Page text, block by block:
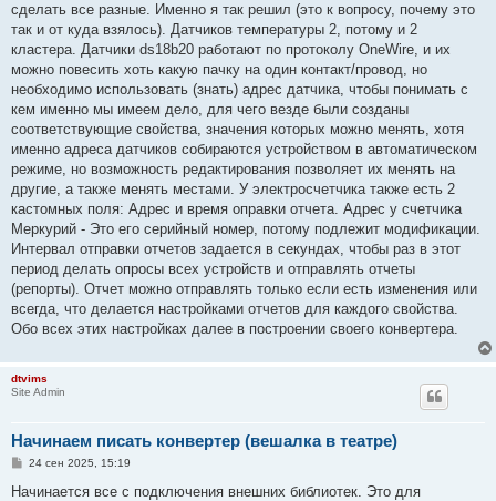
сделать все разные. Именно я так решил (это к вопросу, почему это
так и от куда взялось). Датчиков температуры 2, потому и 2
кластера. Датчики ds18b20 работают по протоколу OneWire, и их
можно повесить хоть какую пачку на один контакт/провод, но
необходимо использовать (знать) адрес датчика, чтобы понимать с
кем именно мы имеем дело, для чего везде были созданы
соответствующие свойства, значения которых можно менять, хотя
именно адреса датчиков собираются устройством в автоматическом
режиме, но возможность редактирования позволяет их менять на
другие, а также менять местами. У электросчетчика также есть 2
кастомных поля: Адрес и время оправки отчета. Адрес у счетчика
Меркурий - Это его серийный номер, потому подлежит модификации.
Интервал отправки отчетов задается в секундах, чтобы раз в этот
период делать опросы всех устройств и отправлять отчеты
(репорты). Отчет можно отправлять только если есть изменения или
всегда, что делается настройками отчетов для каждого свойства.
Обо всех этих настройках далее в построении своего конвертера.
dtvims
Site Admin
Начинаем писать конвертер (вешалка в театре)
С
о
24 сен 2025, 15:19
Начинается все с подключения внешних библиотек. Это для